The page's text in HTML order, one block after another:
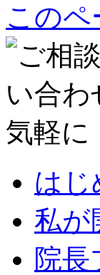
このペ
はじ
私が
院長